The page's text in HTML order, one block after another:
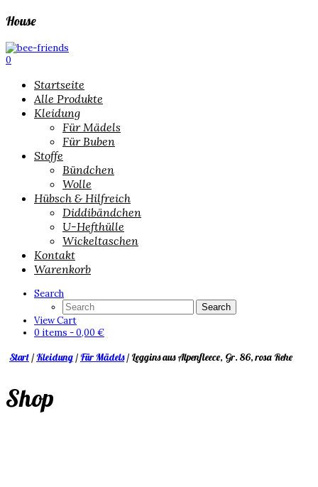
House
0
Startseite
Alle Produkte
Kleidung
Für Mädels
Für Buben
Stoffe
Bündchen
Wolle
Hübsch & Hilfreich
Diddibändchen
U-Hefthülle
Wickeltaschen
Kontakt
Warenkorb
Search
View Cart
0 items -0,00 €
Start / Kleidung / Für Mädels/ Leggins aus Alpenfleece, Gr. 86, rosa Rehe
Shop